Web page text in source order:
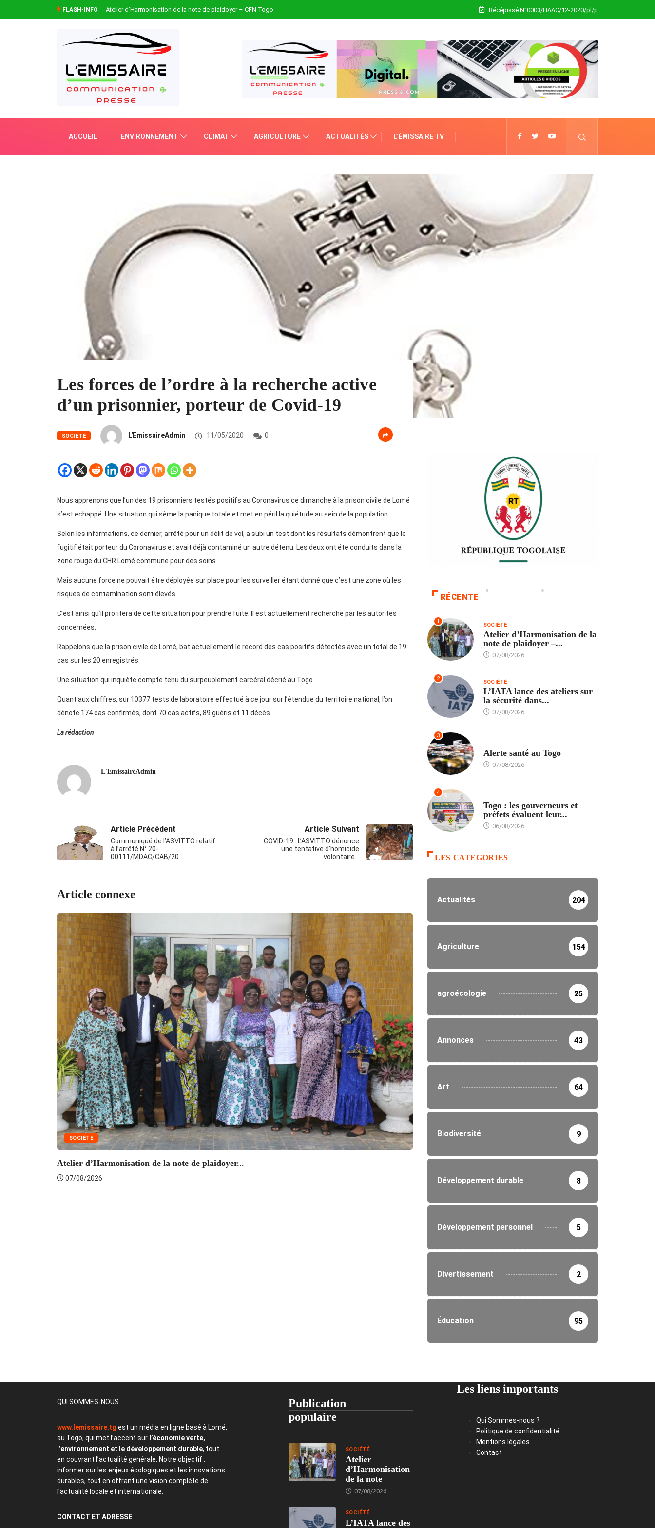
FLASH-INFO Atelier d’Harmonisation de la note de plaidoyer – CFN Togo Récépissé N°0003/HAAC/12-2020/pl/p
ACCUEIL ENVIRONNEMENT CLIMAT AGRICULTURE ACTUALITÉS L’ÉMISSAIRE TV
Les forces de l’ordre à la recherche active
d’un prisonnier, porteur de Covid-19
SOCIÉTÉ L'EmissaireAdmin 11/05/2020 0
Nous apprenons que l’un des 19 prisonniers testés positifs au Coronavirus ce dimanche à la prison civile de Lomé
s’est échappé. Une situation qui sème la panique totale et met en péril la quiétude au sein de la population.
Selon les informations, ce dernier, arrêté pour un délit de vol, a subi un test dont les résultats démontrent que le
fugitif était porteur du Coronavirus et avait déjà contaminé un autre détenu. Les deux ont été conduits dans la
zone rouge du CHR Lomé commune pour des soins.
Mais aucune force ne pouvait être déployée sur place pour les surveiller étant donné que c’est une zone où les
risques de contamination sont élevés.
C’est ainsi qu’il profitera de cette situation pour prendre fuite. Il est actuellement recherché par les autorités
concernées.
Rappelons que la prison civile de Lomé, bat actuellement le record des cas positifs détectés avec un total de 19
cas sur les 20 enregistrés.
Une situation qui inquiète compte tenu du surpeuplement carcéral décrié au Togo.
Quant aux chiffres, sur 10377 tests de laboratoire effectué à ce jour sur l’étendue du territoire national, l’on
dénote 174 cas confirmés, dont 70 cas actifs, 89 guéris et 11 décès.
La rédaction
L'EmissaireAdmin
Article Précédent
Communiqué de l’ASVITTO relatif
à l’arrêté N° 20-
00111/MDAC/CAB/20…
Article Suivant
COVID-19 : L’ASVITTO dénonce
une tentative d’homicide
volontaire…
Article connexe
SOCIÉTÉ
Atelier d’Harmonisation de la note de plaidoyer...
07/08/2026
L’IATA lance des ateliers sur la sécurité...
07/08/2026
RÉCENTE
1 SOCIÉTÉ
Atelier d’Harmonisation de la
note de plaidoyer –...
07/08/2026
2 SOCIÉTÉ
L’IATA lance des ateliers sur
la sécurité dans...
07/08/2026
3
Alerte santé au Togo
07/08/2026
4
Togo : les gouverneurs et
préfets évaluent leur...
06/08/2026
LES CATEGORIES
Actualités 204
Agriculture 154
agroécologie 25
Annonces 43
Art 64
Biodiversité 9
Développement durable 8
Développement personnel 5
Divertissement 2
Éducation 95
QUI SOMMES-NOUS
www.lemissaire.tg est un média en ligne basé à Lomé,
au Togo, qui met l’accent sur l’économie verte,
l’environnement et le développement durable, tout
en couvrant l’actualité générale. Notre objectif :
informer sur les enjeux écologiques et les innovations
durables, tout en offrant une vision complète de
l’actualité locale et internationale.
CONTACT ET ADRESSE
Publication
populaire
SOCIÉTÉ
Atelier
d’Harmonisation
de la note
07/08/2026
SOCIÉTÉ
L’IATA lance des
Les liens importants
Qui Sommes-nous ?
Politique de confidentialité
Mentions légales
Contact